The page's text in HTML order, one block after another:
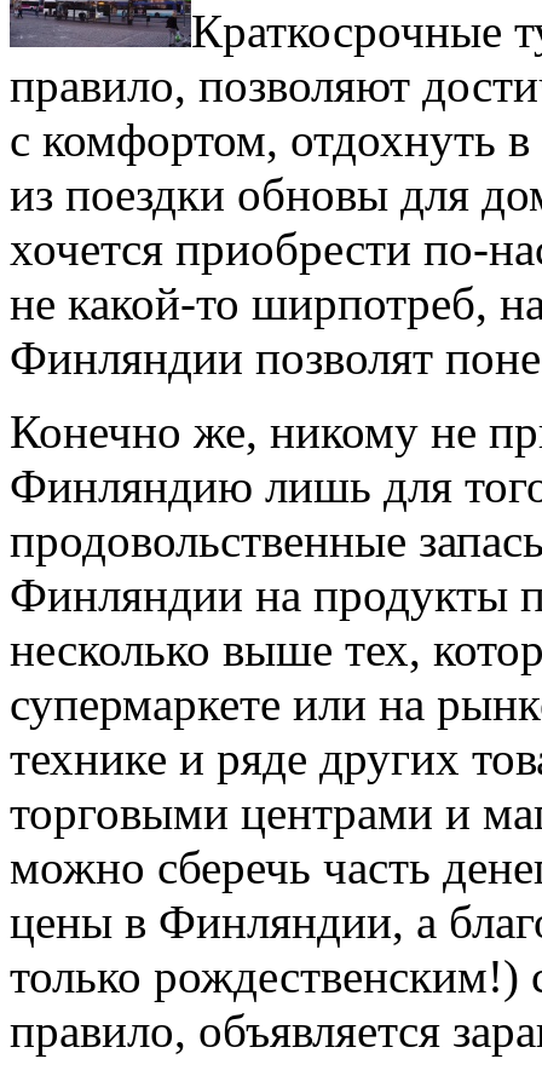
Краткосрочные
правило, позволяют
с комфортом, отдохнуть
из поездки обновы для
хочется приобрести по-
не какой-то ширпотреб,
Финляндии позволят
Конечно же, никому не
Финляндию лишь для
продовольственные
Финляндии на продукты
несколько выше тех,
супермаркете или на
технике и ряде других
торговыми центрами и
можно сберечь часть
цены в Финляндии, а
только рождественским!)
правило, объявляется